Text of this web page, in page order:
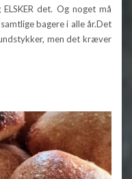
det. Og noget må
bagere i alle år.Det
men det kræver